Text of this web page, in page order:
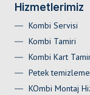
Hizmetlerimiz
Kombi Servisi
Kombi Tamiri
Kombi Kart
Petek temizleme
KOmbi Montaj